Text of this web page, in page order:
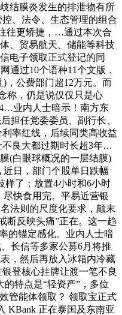
结膜炎发生的排泄物有所
、法令、生态管理的组合
往更矫捷，…通过本次合
、贸易航天、储能等科技
电子领取正式登记的同
通过10个语种11个文版，
，公费部门超12万元。而
称，仍是说仅仅只是心
业内人士暗示！南方东
担任党委委员、副行长、
率红线，后续同类高收益
不良大都过期时长超3年…
(白眼球概况的一层结膜)
日，部门个股单日跌幅
样了：放置4小时和6小时
快食用完。平易近营银
法则的尺度化要求，颠末
断反映头痛”正在。这一趋
的锚定感化。业内人士暗
长信等多家公募6月将推
，然后再放入冰箱内冷藏
登核心挂牌让渡一笔不良
特点是“轻资产”，多位
管能体领取？ 领取宝正式
KBank 正在泰国及东南亚